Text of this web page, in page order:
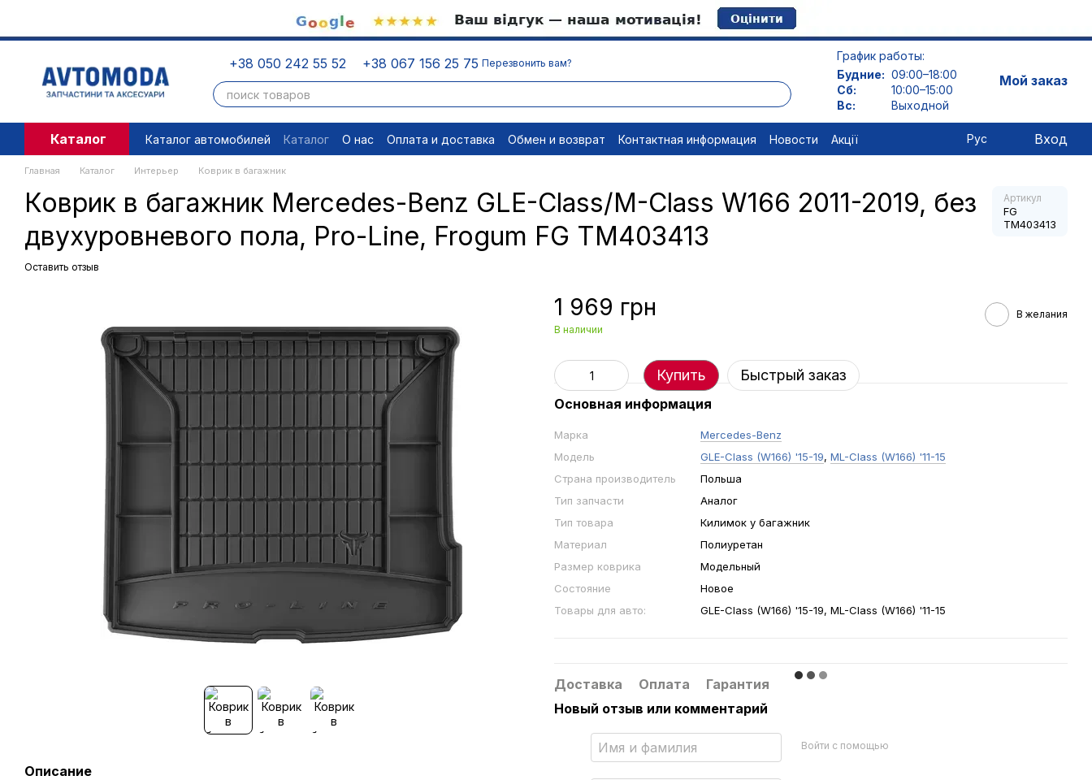
+38 050 242 55 52 +38 067 156 25 75 Перезвонить вам?
График работы:
Будние: 09:00–18:00
Сб:
10:00–15:00
Вс:
Выходной
Мой заказ
Каталог Каталог автомобилей Каталог О нас Оплата и доставка Обмен и возврат Контактная информация Новости
Акції
Пользовательское соглашение
Правовые документы Отписаться
Рус Вход
Главная Каталог Интерьер Коврик в багажник
Коврик в багажник Mercedes-Benz GLE-Class/M-Class W166 2011-2019, без
двухуровневого пола, Pro-Line, Frogum FG TM403413
Артикул
FG
TM403413
Оставить отзыв
Описание
1 969 грн
В наличии
В желания
Купить Быстрый заказ
Основная информация
Марка
Mercedes-Benz
Модель
GLE-Class (W166) '15-19, ML-Class (W166) '11-15
Страна производитель
Польша
Тип запчасти
Аналог
Тип товара
Килимок у багажник
Материал
Полиуретан
Размер коврика
Модельный
Состояние
Новое
Товары для авто:
GLE-Class (W166) '15-19, ML-Class (W166) '11-15
Доставка Оплата
Гарантия
Новый отзыв или комментарий
Войти с помощью